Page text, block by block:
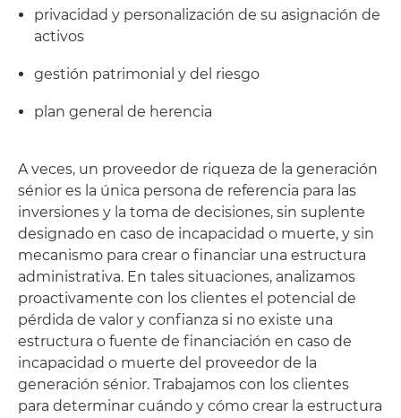
privacidad y personalización de su asignación de
activos
gestión patrimonial y del riesgo
plan general de herencia
A veces, un proveedor de riqueza de la generación
sénior es la única persona de referencia para las
inversiones y la toma de decisiones, sin suplente
designado en caso de incapacidad o muerte, y sin
mecanismo para crear o financiar una estructura
administrativa. En tales situaciones, analizamos
proactivamente con los clientes el potencial de
pérdida de valor y confianza si no existe una
estructura o fuente de financiación en caso de
incapacidad o muerte del proveedor de la
generación sénior. Trabajamos con los clientes
para determinar cuándo y cómo crear la estructura